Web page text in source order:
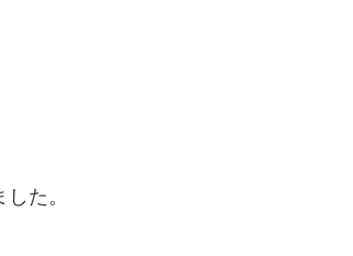
た。